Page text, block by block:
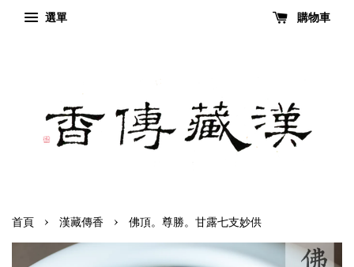
選單 購物車
首頁 › 漢藏傳香 › 佛頂。尊勝。甘露七支妙供